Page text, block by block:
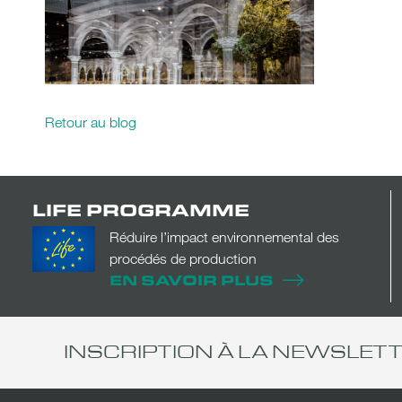
Retour au blog
LIFE PROGRAMME
Réduire l’impact environnemental des
procédés de production
EN SAVOIR PLUS
INSCRIPTION À LA